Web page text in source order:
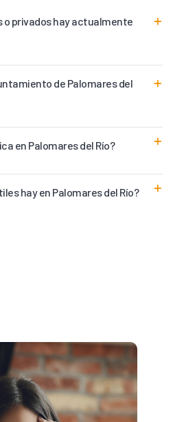
o privados hay actualmente
de Palomares del
en Palomares del Río?
hay en Palomares del Río?